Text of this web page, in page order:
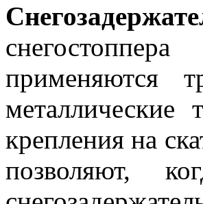
применяются
крепления на
позволяют,